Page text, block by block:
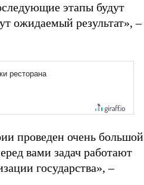
этапы будут
ожидаемый результат», –
проведен очень большой
вами задач работают
государства», –